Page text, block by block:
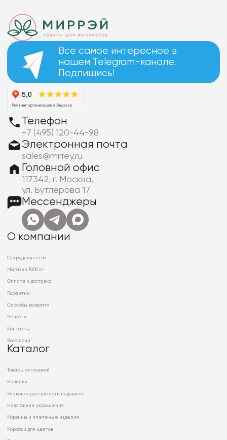
Все самое интересное в
нашем Telegram-канале.
Подпишись!
Телефон
+7 (495) 120-44-98
Электронная почта
sales@mirrey.ru
Головной офис
117342, г. Москва,
ул. Бутлерова 17
Мессенджеры
О компании
Сотрудничество
Магазин 1000 м²
Оплата и доставка
Гарантии
Способы возврата
Новости
Контакты
Вакансии
Каталог
Товары со скидкой
Новинки
Упаковка для цветов и подарков
Новогодние украшения
Корзины и плетеные изделия
Коробки для цветов